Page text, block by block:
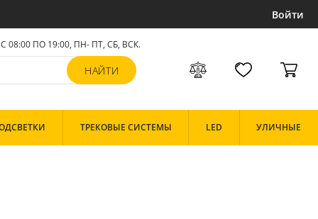
Войти
С 08:00 ПО 19:00, ПН- ПТ,СБ, ВСК.
ТРЕКОВЫЕ СИСТЕМЫ LED УЛИЧНЫЕ